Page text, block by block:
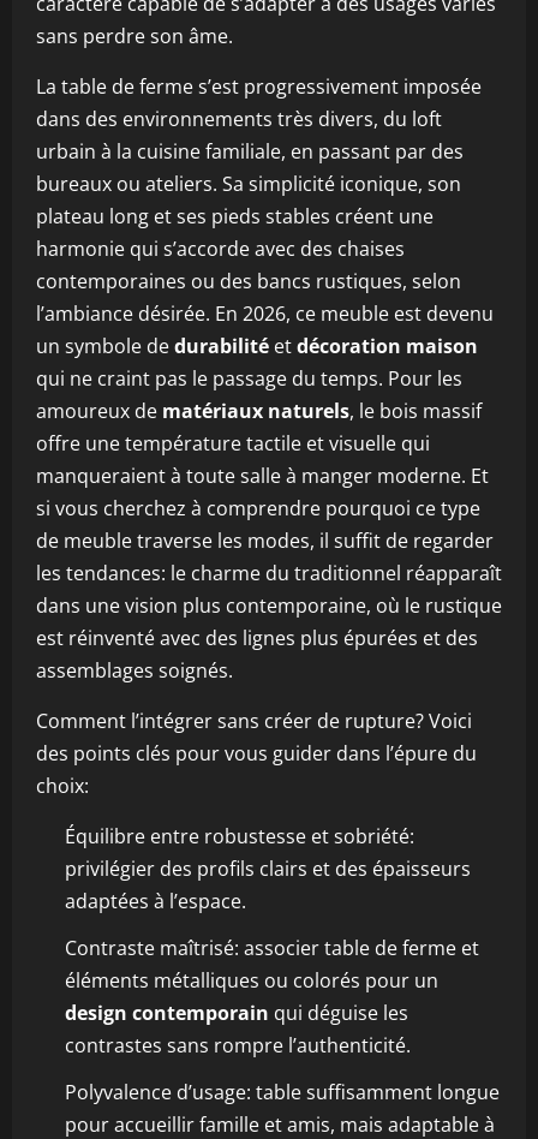
sans perdre son âme.
La table de ferme s’est progressivement imposée
dans des environnements très divers, du loft
urbain à la cuisine familiale, en passant par des
bureaux ou ateliers. Sa simplicité iconique, son
plateau long et ses pieds stables créent une
harmonie qui s’accorde avec des chaises
contemporaines ou des bancs rustiques, selon
l’ambiance désirée. En 2026, ce meuble est devenu
un symbole dedurabilité etdécoration maison
qui ne craint pas le passage du temps. Pour les
amoureux de matériaux naturels, le bois massif
offre une température tactile et visuelle qui
manqueraient à toute salle à manger moderne. Et
si vous cherchez à comprendre pourquoi ce type
de meuble traverse les modes, il suffit de regarder
les tendances: le charme du traditionnel réapparaît
dans une vision plus contemporaine, où le rustique
est réinventé avec des lignes plus épurées et des
assemblages soignés.
Comment l’intégrer sans créer de rupture? Voici
des points clés pour vous guider dans l’épure du
choix:
Équilibre entre robustesse et sobriété:
privilégier des profils clairs et des épaisseurs
adaptées à l’espace.
Contraste maîtrisé: associer table de ferme et
éléments métalliques ou colorés pour un
design contemporain qui déguise les
contrastes sans rompre l’authenticité.
Polyvalence d’usage: table suffisamment longue
pour accueillir famille et amis, mais adaptable à